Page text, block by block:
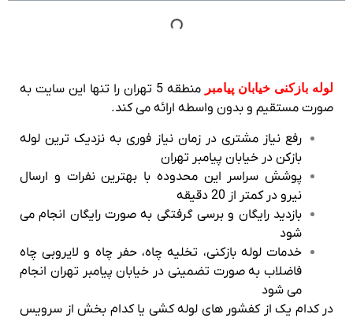
لوله بازکنی خیابان پیامبر
منطقه 5 تهران را تنها این سایت به
صورت مستقیم و بدون واسطه ارائه می کند.
رفع نیاز مشتری در زمان نیاز فوری به نزدیک ترین لوله
بازکن در خیابان پیامبر تهران
پوشش سراسر این محدوده با بهترین نفرات و ارسال
نیرو در کمتر از 20 دقیقه
بازدید رایگان و برسی گرفتگی به صورت رایگان انجام می
شود
خدمات لوله بازکنی، تخلیه چاه، حفر چاه و لایروبی چاه
فاضلاب به صورت تضمینی در خیابان پیامبر تهران انجام
می شود
در کدام یک از کفشور های لوله کشی یا کدام بخش از سرویس